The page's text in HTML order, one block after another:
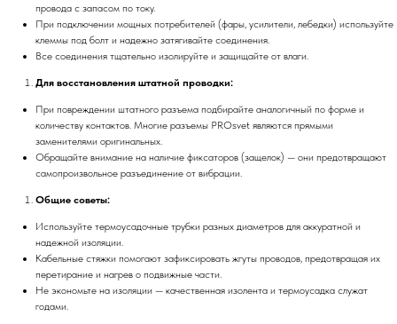
провода с запасом по току.
При подключении мощных потребителей (фары, усилители, лебедки) используйте
клеммы под болт и надежно затягивайте соединения.
Все соединения тщательно изолируйте и защищайте от влаги.
Для восстановления штатной проводки:
При повреждении штатного разъема подбирайте аналогичный по форме и
количеству контактов. Многие разъемы PROsvet являются прямыми
заменителями оригинальных.
Обращайте внимание на наличие фиксаторов (защелок) — они предотвращают
самопроизвольное разъединение от вибрации.
Общие советы:
Используйте термоусадочные трубки разных диаметров для аккуратной и
надежной изоляции.
Кабельные стяжки помогают зафиксировать жгуты проводов, предотвращая их
перетирание и нагрев о подвижные части.
Не экономьте на изоляции — качественная изолента и термоусадка служат
годами.